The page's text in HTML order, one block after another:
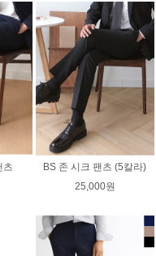
츠
BS 존 시크 팬츠 (5칼라)
25,000원